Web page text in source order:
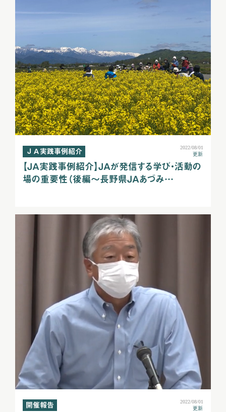
ＪＡ実践事例紹介
2022/08/01
更新
【ＪＡ実践事例紹介】ＪＡが発信する学び・活動の
場の重要性（後編～長野県ＪＡあづみ…
開催報告
2022/08/01
更新